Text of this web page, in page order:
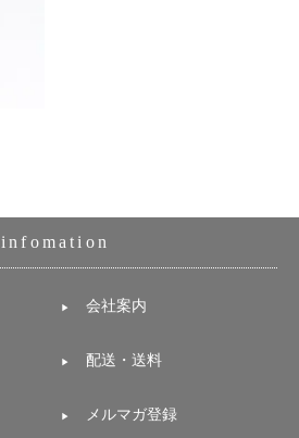
infomation
会社案内
配送・送料
メルマガ登録